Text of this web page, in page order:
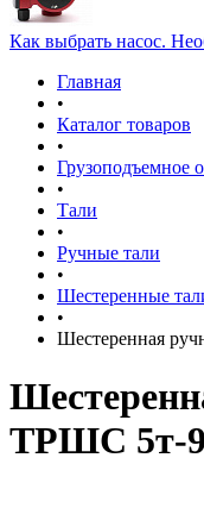
Как выбрать насос.
Главная
•
Каталог товаров
•
Грузоподъемное
•
Тали
•
Ручные тали
•
Шестеренные
•
Шестеренная
ТРШС 5т-